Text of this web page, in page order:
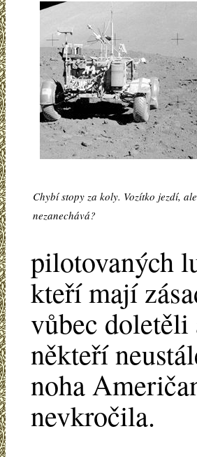
Chybí stopy za koly. Vozítko jezdí,
nezanechává?
pilotovaných
kteří mají
vůbec
někteří
noha
nevkročila.